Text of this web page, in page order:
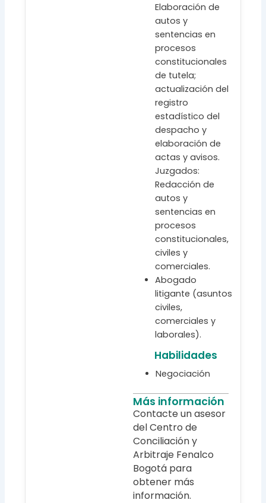
Elaboración de
autos y
sentencias en
procesos
constitucionales
de tutela;
actualización del
registro
estadístico del
despacho y
elaboración de
actas y avisos.
Juzgados:
Redacción de
autos y
sentencias en
procesos
constitucionales,
civiles y
comerciales.
Abogado
litigante (asuntos
civiles,
comerciales y
laborales).
Habilidades
Negociación
Más información
Contacte un asesor
del Centro de
Conciliación y
Arbitraje Fenalco
Bogotá para
obtener más
información.